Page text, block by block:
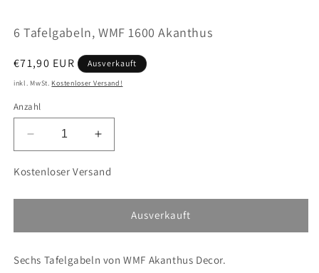
6 Tafelgabeln, WMF 1600 Akanthus
Normaler
Preis
€71,90 EUR Ausverkauft
inkl. MwSt. Kostenloser Versand!
Anzahl
Verringere
die
Menge
6
WMF
Akanthus
Erhöhe
die
Menge
6
Tafelgabeln,
WMF
Akanthus
Kostenloser Versand
Ausverkauft
Sechs Tafelgabeln von WMF Akanthus Decor.